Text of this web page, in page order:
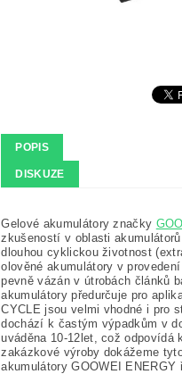
POPIS
DISKUZE
Gelové akumulátory značky
zkušeností v oblasti
dlouhou cyklickou životnost
olověné akumulátory v provedení
pevně vázán v útrobách článků
akumulátory předurčuje pro
CYCLE jsou velmi vhodné i pro
dochází k častým výpadkům v
uváděna 10-12let, což odpovídá
zakázkové výroby dokážeme
akumulátory GOOWEI